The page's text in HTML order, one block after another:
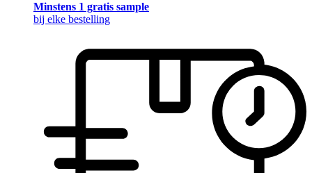
Minstens 1 gratis sample
bij elke bestelling